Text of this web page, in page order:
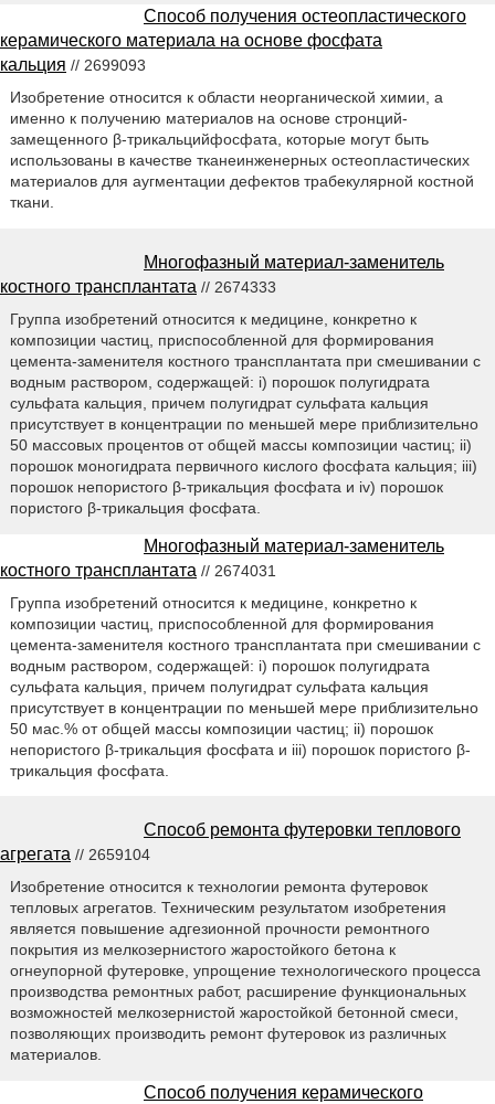
Способ получения остеопластического
керамического материала на основе фосфата
кальция // 2699093
Изобретение относится к области неорганической химии, а
именно к получению материалов на основе стронций-
замещенного β-трикальцийфосфата, которые могут быть
использованы в качестве тканеинженерных остеопластических
материалов для аугментации дефектов трабекулярной костной
ткани.
Многофазный материал-заменитель
костного трансплантата // 2674333
Группа изобретений относится к медицине, конкретно к
композиции частиц, приспособленной для формирования
цемента-заменителя костного трансплантата при смешивании с
водным раствором, содержащей: i) порошок полугидрата
сульфата кальция, причем полугидрат сульфата кальция
присутствует в концентрации по меньшей мере приблизительно
50 массовых процентов от общей массы композиции частиц; ii)
порошок моногидрата первичного кислого фосфата кальция; iii)
порошок непористого β-трикальция фосфата и iv) порошок
пористого β-трикальция фосфата.
Многофазный материал-заменитель
костного трансплантата // 2674031
Группа изобретений относится к медицине, конкретно к
композиции частиц, приспособленной для формирования
цемента-заменителя костного трансплантата при смешивании с
водным раствором, содержащей: i) порошок полугидрата
сульфата кальция, причем полугидрат сульфата кальция
присутствует в концентрации по меньшей мере приблизительно
50 мас.% от общей массы композиции частиц; ii) порошок
непористого β-трикальция фосфата и iii) порошок пористого β-
трикальция фосфата.
Способ ремонта футеровки теплового
агрегата // 2659104
Изобретение относится к технологии ремонта футеровок
тепловых агрегатов. Техническим результатом изобретения
является повышение адгезионной прочности ремонтного
покрытия из мелкозернистого жаростойкого бетона к
огнеупорной футеровке, упрощение технологического процесса
производства ремонтных работ, расширение функциональных
возможностей мелкозернистой жаростойкой бетонной смеси,
позволяющих производить ремонт футеровок из различных
материалов.
Способ получения керамического